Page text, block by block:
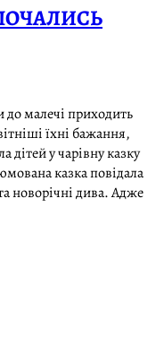
до малечі приходить
їхні бажання,
дітей у чарівну казку
казка повідала
новорічні дива. Адже